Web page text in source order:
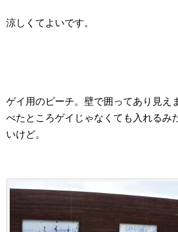
涼しくてよいです。
ゲイ用のビーチ。壁で囲ってあり見え
べたところゲイじゃなくても入れるみ
いけど。